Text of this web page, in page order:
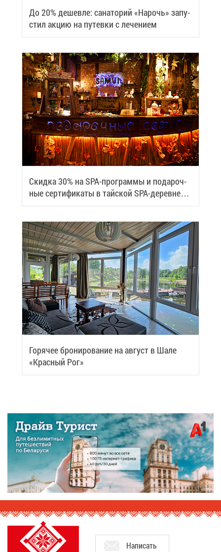
До 20% де­шев­ле: са­на­то­рий «На­рочь» за­пу­
стил ак­цию на пу­тев­ки с ле­че­ни­ем
Скид­ка 30% на SPA-про­грам­мы и по­да­роч­
ные сер­ти­фи­ка­ты в тай­ской SPA-де­ревне
Samui
Го­ря­чее бро­ни­ро­ва­ние на ав­густ в Ша­ле
«Крас­ный Рог»
На­пи­сать